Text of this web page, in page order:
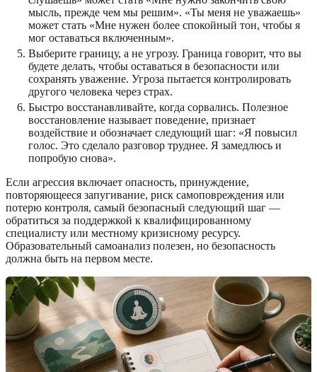
мысль, прежде чем мы решим». «Ты меня не уважаешь»
может стать «Мне нужен более спокойный тон, чтобы я
мог оставаться включенным».
Выберите границу, а не угрозу. Граница говорит, что вы
будете делать, чтобы оставаться в безопасности или
сохранять уважение. Угроза пытается контролировать
другого человека через страх.
Быстро восстанавливайте, когда сорвались. Полезное
восстановление называет поведение, признает
воздействие и обозначает следующий шаг: «Я повысил
голос. Это сделало разговор труднее. Я замедлюсь и
попробую снова».
Если агрессия включает опасность, принуждение,
повторяющееся запугивание, риск самоповреждения или
потерю контроля, самый безопасный следующий шаг —
обратиться за поддержкой к квалифицированному
специалисту или местному кризисному ресурсу.
Образовательный самоанализ полезен, но безопасность
должна быть на первом месте.